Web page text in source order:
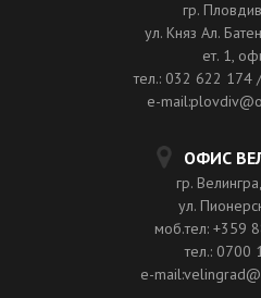
гр.
ул. Княз Ал.
ет. 1,
тел.: 032 622 174
e-
ОФИС
гр.
ул.
моб.тел: +359
тел.: 0700
e-